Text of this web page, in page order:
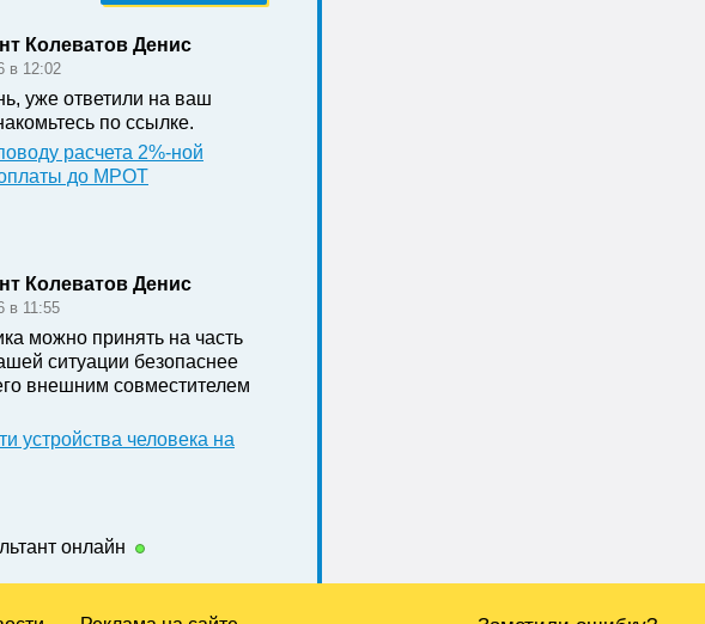
Колеватов Денис
в 12:02
уже ответили на ваш
по ссылке .
расчета 2%-ной
до МРОТ
Колеватов Денис
в 11:55
можно принять на часть
ситуации безопаснее
внешним совместителем
устройства человека на
онлайн